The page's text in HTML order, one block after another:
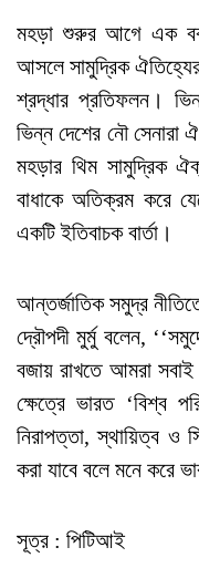
মহড়া শুরুর আগে এক
আসলে সামুদ্রিক
শ্রদ্ধার প্রতিফলন।
ভিন্ন দেশের নৌ
মহড়ার থিম সামুদ্রিক
বাধাকে অতিক্রম করে
একটি ইতিবাচক বার্তা।
আন্তর্জাতিক সমুদ্র
দ্রৌপদী মুর্মু বলেন,
বজায় রাখতে আমরা
ক্ষেত্রে ভারত ‘বিশ্ব
নিরাপত্তা, স্থায়িত্ব ও
করা যাবে বলে মনে করে
সূত্র : পিটিআই